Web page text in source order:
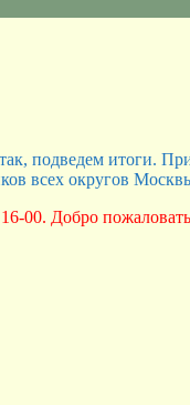
подведем итоги.
всех округов
00. Добро